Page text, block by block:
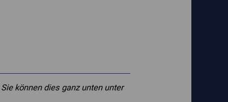
können dies ganz unten unter